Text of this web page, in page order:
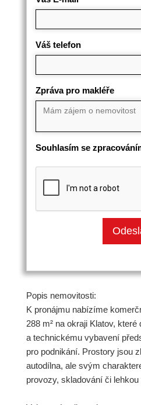
Váš telefon
Zpráva pro makléře
Souhlasím se
Popis nemovitosti:
K pronájmu nabízíme
288 m² na okraji Klatov,
a technickému vybavení
pro podnikání. Prostory jsou
autodílna, ale svým
provozy, skladování či lehkou